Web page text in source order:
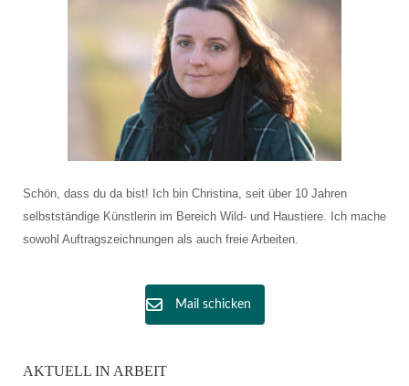
Schön, dass du da bist! Ich bin Christina, seit über 10 Jahren
selbstständige Künstlerin im Bereich Wild- und Haustiere. Ich mache
sowohl Auftragszeichnungen als auch freie Arbeiten.
Mail schicken
AKTUELL IN ARBEIT